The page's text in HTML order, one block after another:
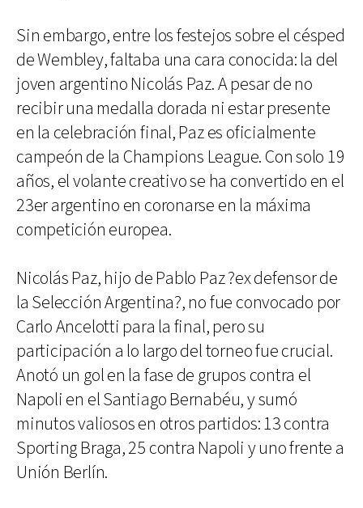
Sin embargo, entre los festejos sobre el césped
de Wembley, faltaba una cara conocida: la del
joven argentino Nicolás Paz. A pesar de no
recibir una medalla dorada ni estar presente
en la celebración final, Paz es oficialmente
campeón de la Champions League. Con solo 19
años, el volante creativo se ha convertido en el
23er argentino en coronarse en la máxima
competición europea.
Nicolás Paz, hijo de Pablo Paz ?ex defensor de
la Selección Argentina?, no fue convocado por
Carlo Ancelotti para la final, pero su
participación a lo largo del torneo fue crucial.
Anotó un gol en la fase de grupos contra el
Napoli en el Santiago Bernabéu, y sumó
minutos valiosos en otros partidos: 13 contra
Sporting Braga, 25 contra Napoli y uno frente a
Unión Berlín.